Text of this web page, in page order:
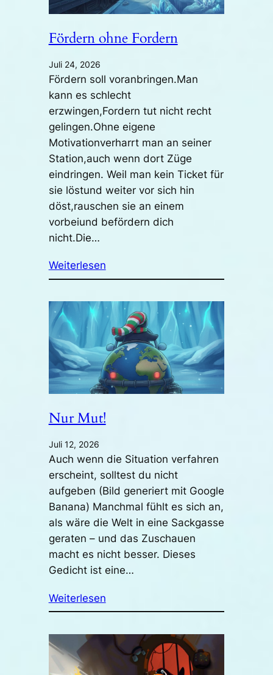
Fördern ohne Fordern
Juli 24, 2026
Fördern soll voranbringen.Man
kann es schlecht
erzwingen,Fordern tut nicht recht
gelingen.Ohne eigene
Motivationverharrt man an seiner
Station,auch wenn dort Züge
eindringen. Weil man kein Ticket für
sie löstund weiter vor sich hin
döst,rauschen sie an einem
vorbeiund befördern dich
nicht.Die…
Weiterlesen
Nur Mut!
Juli 12, 2026
Auch wenn die Situation verfahren
erscheint, solltest du nicht
aufgeben (Bild generiert mit Google
Banana) Manchmal fühlt es sich an,
als wäre die Welt in eine Sackgasse
geraten – und das Zuschauen
macht es nicht besser. Dieses
Gedicht ist eine…
Weiterlesen